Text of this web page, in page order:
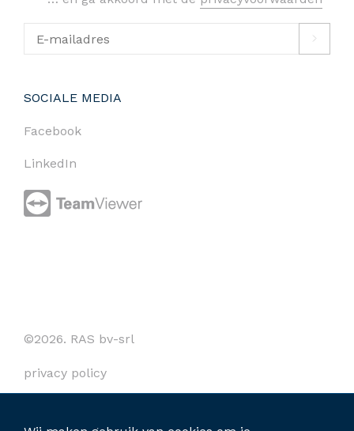
SOCIALE MEDIA
Facebook
LinkedIn
©2026. RAS bv-srl
privacy policy